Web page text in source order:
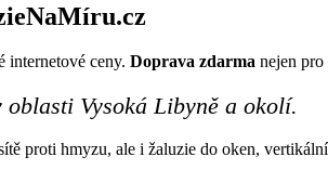
NaMíru.cz
internetové ceny. Doprava zdarma nejen
Vysoká Libyně a okolí.
proti hmyzu, ale i žaluzie do oken,